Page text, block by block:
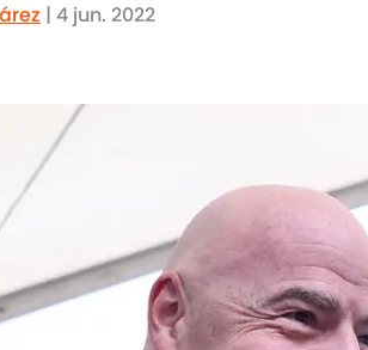
| 4 jun. 2022